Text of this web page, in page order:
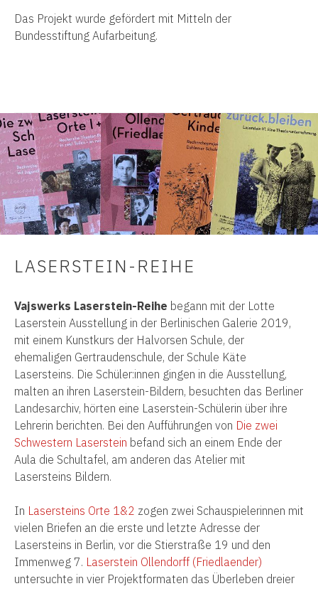
Das Projekt wurde gefördert mit Mitteln der
Bundesstiftung Aufarbeitung.
LASERSTEIN-REIHE
Vajswerks Laserstein-Reihe begann mit der Lotte
Laserstein Ausstellung in der Berlinischen Galerie 2019,
mit einem Kunstkurs der Halvorsen Schule, der
ehemaligen Gertraudenschule, der Schule Käte
Lasersteins. Die Schüler:innen gingen in die Ausstellung,
malten an ihren Laserstein-Bildern, besuchten das Berliner
Landesarchiv, hörten eine Laserstein-Schülerin über ihre
Lehrerin berichten. Bei den Aufführungen von Die zwei
Schwestern Laserstein befand sich an einem Ende der
Aula die Schultafel, am anderen das Atelier mit
Lasersteins Bildern.
In Lasersteins Orte 1&2 zogen zwei Schauspielerinnen mit
vielen Briefen an die erste und letzte Adresse der
Lasersteins in Berlin, vor die Stierstraße 19 und den
Immenweg 7. Laserstein Ollendorff (Friedlaender)
untersuchte in vier Projektformaten das Überleben dreier